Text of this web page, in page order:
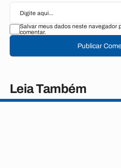
Salvar meus dados neste navegador
comentar.
Publicar
Leia Também